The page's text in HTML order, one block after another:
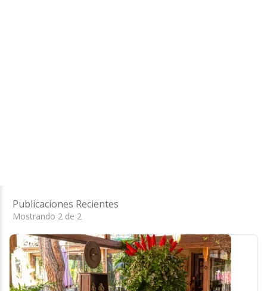
Publicaciones Recientes
Mostrando 2 de 2